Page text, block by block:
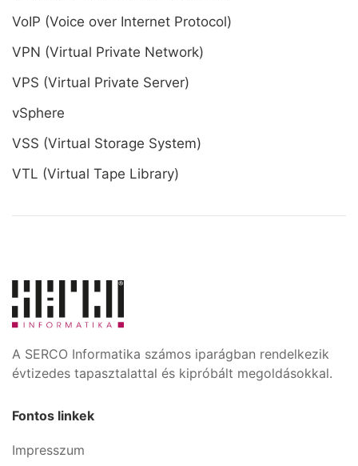
VoIP (Voice over Internet Protocol)
VPN (Virtual Private Network)
VPS (Virtual Private Server)
vSphere
VSS (Virtual Storage System)
VTL (Virtual Tape Library)
A SERCO Informatika számos iparágban rendelkezik
évtizedes tapasztalattal és kipróbált megoldásokkal.
Fontos linkek
Impresszum